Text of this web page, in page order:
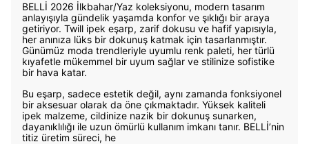
BELLİ 2026 İlkbahar/Yaz koleksiyonu, modern tasarım
anlayışıyla gündelik yaşamda konfor ve şıklığı bir araya
getiriyor. Twill ipek eşarp, zarif dokusu ve hafif yapısıyla,
her anınıza lüks bir dokunuş katmak için tasarlanmıştır.
Günümüz moda trendleriyle uyumlu renk paleti, her türlü
kıyafetle mükemmel bir uyum sağlar ve stilinize sofistike
bir hava katar.
Bu eşarp, sadece estetik değil, aynı zamanda fonksiyonel
bir aksesuar olarak da öne çıkmaktadır. Yüksek kaliteli
ipek malzeme, cildinize nazik bir dokunuş sunarken,
dayanıklılığı ile uzun ömürlü kullanım imkanı tanır. BELLİ’nin
titiz üretim süreci, he